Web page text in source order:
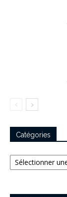
Catégories
Catégories